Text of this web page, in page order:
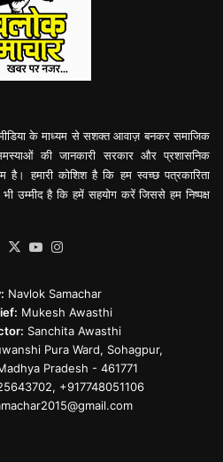
के माध्यम से सशक्त आवाज़ बनकर समाजिक
की जानकारी सरकार और प्रशासनिक
है। हमारी कोशिश है कि हम स्वच्छ पत्रकारिता
उम्मीद है कि हमें सहयोग करें जिससे हम निष्पक्ष
Facebook
X YouTube
Navlok Samachar
Mukesh Awasthi
Sanchita Awasthi
Pura Ward, Sohagpur,
Pradesh - 461771
+917748051106